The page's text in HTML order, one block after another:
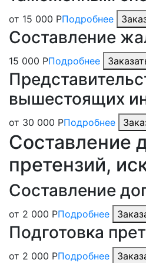
от 15 000 РПодробнее
Составление
15 000 РПодробнее
вышестоящих
от 30 000 РПодробнее
Составление
претензий,
Составление
от 2 000 РПодробнее
Подготовка
от 2 000 РПодробнее